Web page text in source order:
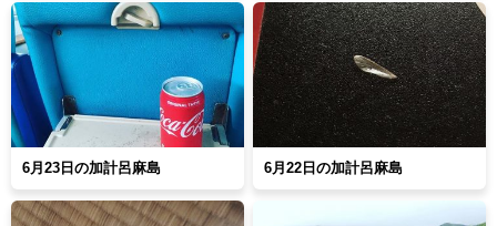
6月23日の加計呂麻島 6月22日の加計呂麻島